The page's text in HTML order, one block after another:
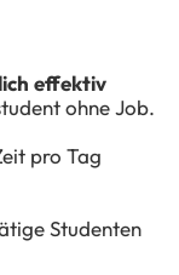
effektiv
ohne Job.
pro Tag
Studenten